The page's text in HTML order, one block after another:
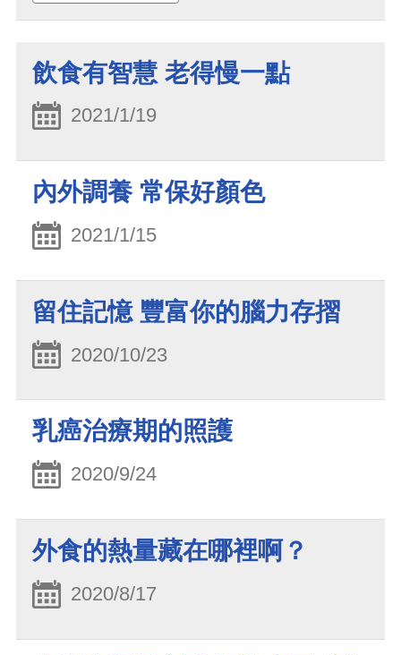
飲食有智慧 老得慢一點
2021/1/19
內外調養 常保好顏色
2021/1/15
留住記憶 豐富你的腦力存摺
2020/10/23
乳癌治療期的照護
2020/9/24
外食的熱量藏在哪裡啊？
2020/8/17